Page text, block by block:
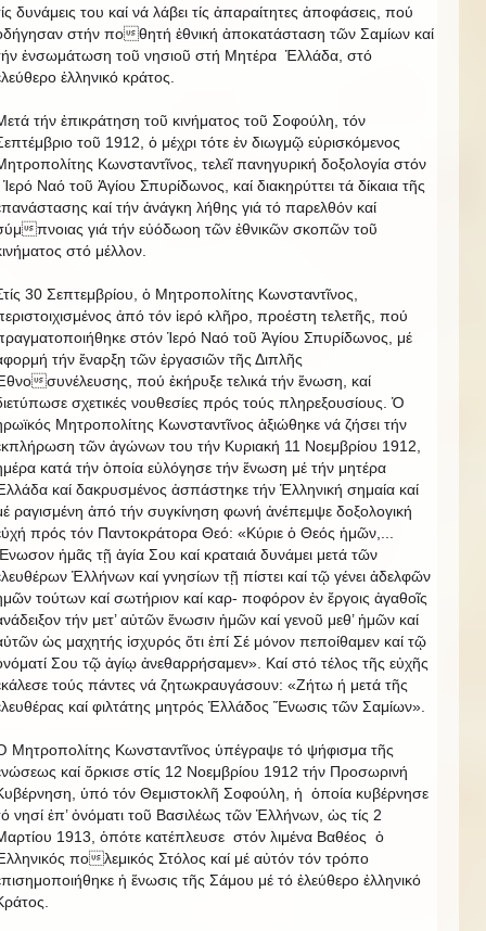
δυνάμεις του καί νά λάβει τίς ἀπαραίτητες ἀποφάσεις, πού
στήν ποθητή ἐθνική ἀποκατάσταση τῶν Σαμίων καί
ἐνσωμάτωση τοῦ νησιοῦ στή Μητέρα Ἑλλάδα, στό
ἑλληνικό κράτος.
τήν ἐπικράτηση τοῦ κινήματος τοῦ Σοφούλη, τόν
τοῦ 1912, ὁ μέχρι τότε ἐν διωγμῷ εὐρισκόμενος
Κωνσταντῖνος, τελεῖ πανηγυρική δοξολογία στόν
Ναό τοῦ Ἁγίου Σπυρίδωνος, καί διακηρύττει τά δίκαια τῆς
καί τήν ἀνάγκη λήθης γιά τό παρελθόν καί
πνοιας γιά τήν εὐόδωοη τῶν ἐθνικῶν σκοπῶν τοῦ
στό μέλλον.
30 Σεπτεμβρίου, ὁ Μητροπολίτης Κωνσταντῖνος,
ἀπό τόν ἱερό κλῆρο, προέστη τελετῆς, πού
στόν Ἱερό Ναό τοῦ Ἁγίου Σπυρίδωνος, μέ
τήν ἔναρξη τῶν ἐργασιῶν τῆς Διπλῆς
συνέλευσης, πού ἐκήρυξε τελικά τήν ἕνωση, καί
σχετικές νουθεσίες πρός τούς πληρεξουσίους. Ὁ
Μητροπολίτης Κωνσταντῖνος ἀξιώθηκε νά ζήσει τήν
τῶν ἀγώνων του τήν Κυριακή 11 Νοεμβρίου 1912,
κατά τήν ὁποία εὐλόγησε τήν ἕνωση μέ τήν μητέρα
καί δακρυσμένος ἀσπάστηκε τήν Ἑλληνική σημαία καί
ραγισμένη ἀπό τήν συγκίνηση φωνή ἀνέπεμψε δοξολογική
πρός τόν Παντοκράτορα Θεό: «Κύριε ὁ Θεός ἡμῶν,...
ἡμᾶς τῇ ἁγία Σου καί κραταιά δυνάμει μετά τῶν
Ἑλλήνων καί γνησίων τῇ πίστει καί τῷ γένει ἀδελφῶν
τούτων καί σωτήριον καί καρ- ποφόρον ἐν ἔργοις ἀγαθοῖς
τήν μετ’ αὐτῶν ἕνωσιν ἡμῶν καί γενοῦ μεθ’ ἡμῶν καί
ὡς μαχητής ἰσχυρός ὅτι ἐπί Σέ μόνον πεποίθαμεν καί τῷ
Σου τῷ ἀγίῳ ἀνεθαρρήσαμεν». Καί στό τέλος τῆς εὐχῆς
τούς πάντες νά ζητωκραυγάσουν: «Ζήτω ή μετά τῆς
καί φιλτάτης μητρός Ἑλλάδος Ἕνωσις τῶν Σαμίων».
Μητροπολίτης Κωνσταντῖνος ὑπέγραψε τό ψήφισμα τῆς
καί ὅρκισε στίς 12 Νοεμβρίου 1912 τήν Προσωρινή
ὑπό τόν Θεμιστοκλῆ Σοφούλη, ἡ ὁποία κυβέρνησε
νησί ἐπ’ ὀνόματι τοῦ Βασιλέως τῶν Ἑλλήνων, ὡς τίς 2
1913, ὁπότε κατέπλευσε στόν λιμένα Βαθέος ὁ
πολεμικός Στόλος καί μέ αὐτόν τόν τρόπο
ἡ ἕνωσις τῆς Σάμου μέ τό ἐλεύθερο ἑλληνικό